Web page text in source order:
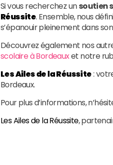
Si vous recherchez unsoutien
Réussite. Ensemble, nous
s’épanouir pleinement dans
Découvrez également nos
scolaire à Bordeauxet notre
Les Ailes de la Réussite:
Bordeaux.
Pour plus d’informations,
Les Ailes de la Réussite,